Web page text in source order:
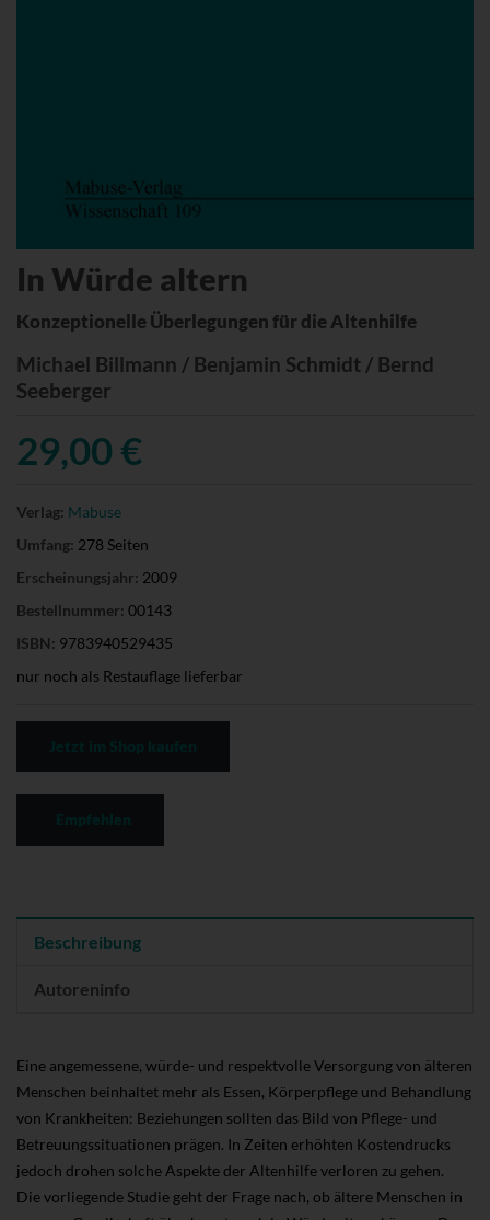
In Würde altern
Konzeptionelle Überlegungen für die Altenhilfe
Michael Billmann / Benjamin Schmidt / Bernd
Seeberger
29,00 €
Verlag: Mabuse
Umfang: 278 Seiten
Erscheinungsjahr: 2009
Bestellnummer: 00143
ISBN: 9783940529435
nur noch als Restauflage lieferbar
Beschreibung
Autoreninfo
Eine angemessene, würde- und respektvolle Versorgung von älteren
Menschen beinhaltet mehr als Essen, Körperpflege und Behandlung
von Krankheiten: Beziehungen sollten das Bild von Pflege- und
Betreuungssituationen prägen. In Zeiten erhöhten Kostendrucks
jedoch drohen solche Aspekte der Altenhilfe verloren zu gehen.
Die vorliegende Studie geht der Frage nach, ob ältere Menschen in